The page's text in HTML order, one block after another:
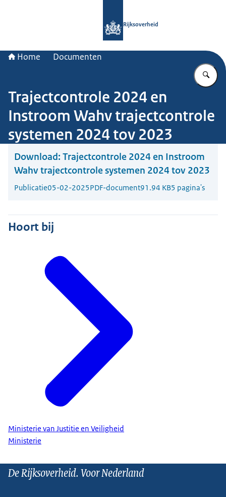
Rijksoverheid
Home Documenten
Trajectcontrole 2024 en
Instroom Wahv trajectcontrole
systemen 2024 tov 2023
Download: Trajectcontrole 2024 en Instroom
Wahv trajectcontrole systemen 2024 tov 2023
Publicatie05-02-2025PDF-document91.94 KB5 pagina's
Hoort bij
Ministerie van Justitie en Veiligheid
Ministerie
De Rijksoverheid. Voor Nederland